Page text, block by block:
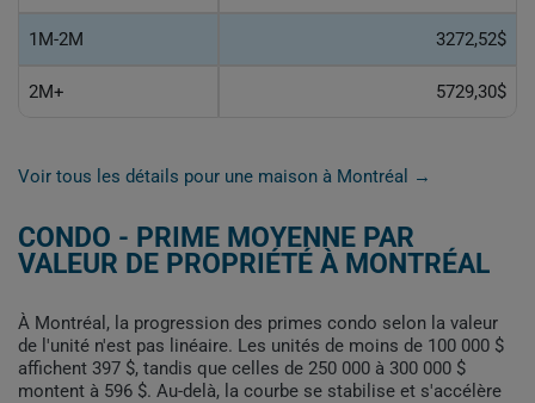
1M-2M 3272,52$
2M+ 5729,30$
Voir tous les détails pour une maison à Montréal →
CONDO - PRIME MOYENNE PAR
VALEUR DE PROPRIÉTÉ À MONTRÉAL
À Montréal, la progression des primes condo selon la valeur
de l'unité n'est pas linéaire. Les unités de moins de 100 000 $
affichent 397 $, tandis que celles de 250 000 à 300 000 $
montent à 596 $. Au-delà, la courbe se stabilise et s'accélère